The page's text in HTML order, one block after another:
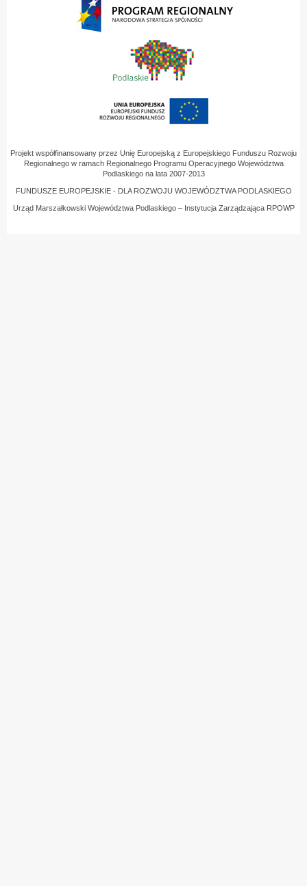
Projekt współfinansowany przez Unię Europejską z Europejskiego Funduszu Rozwoju
Regionalnego w ramach Regionalnego Programu Operacyjnego Województwa
Podlaskiego na lata 2007-2013
FUNDUSZE EUROPEJSKIE - DLA ROZWOJU WOJEWÓDZTWA PODLASKIEGO
Urząd Marszałkowski Województwa Podlaskiego – Instytucja Zarządzająca RPOWP